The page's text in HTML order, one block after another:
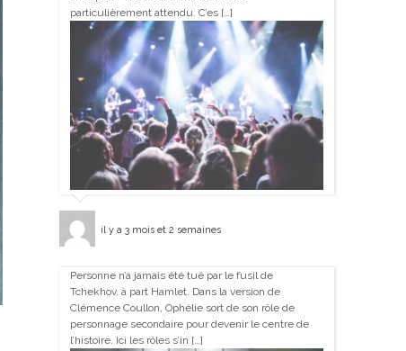
particulièrement attendu. C’es […]
il y a 3 mois et 2 semaines
Personne n’a jamais été tué par le fusil de
Tchekhov, à part Hamlet. Dans la version de
Clémence Coullon, Ophélie sort de son rôle de
personnage secondaire pour devenir le centre de
l’histoire. Ici les rôles s’in […]